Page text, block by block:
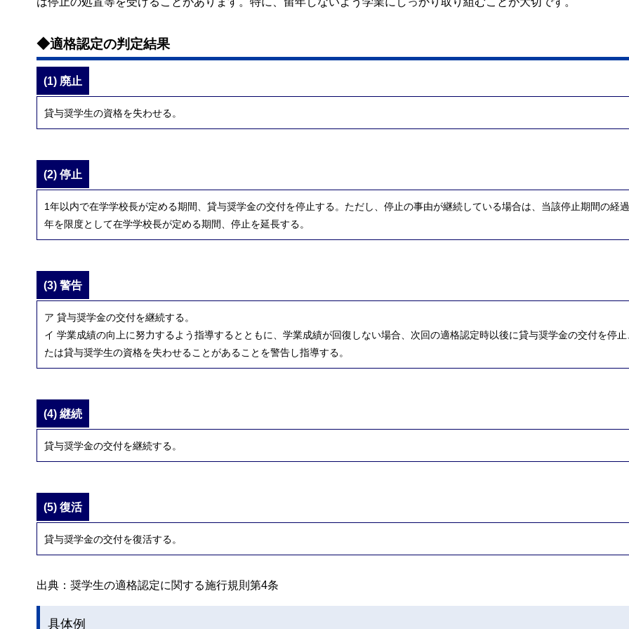
◆適格認定の判定結果
(1) 廃止
貸与奨学生の資格を失わせる。
(2) 停止
1年以内で在学学校長が定める期間、貸与奨学金の交付を停止する。ただし、停止の事由が継続している場合は、当該停止期間の経
年を限度として在学学校長が定める期間、停止を延長する。
(3) 警告
ア 貸与奨学金の交付を継続する。
イ 学業成績の向上に努力するよう指導するとともに、学業成績が回復しない場合、次回の適格認定時以後に貸与奨学金の交付を停止
たは貸与奨学生の資格を失わせることがあることを警告し指導する。
(4) 継続
貸与奨学金の交付を継続する。
(5) 復活
貸与奨学金の交付を復活する。
出典：奨学生の適格認定に関する施行規則第4条
具体例